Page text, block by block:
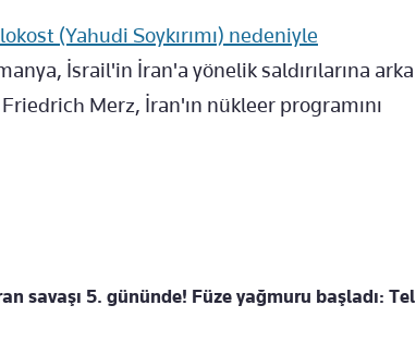
(Yahudi Soykırımı) nedeniyle
İsrail'in İran'a yönelik saldırılarına arka
Merz, İran'ın nükleer programını
savaşı 5. gününde! Füze yağmuru başladı: Tel